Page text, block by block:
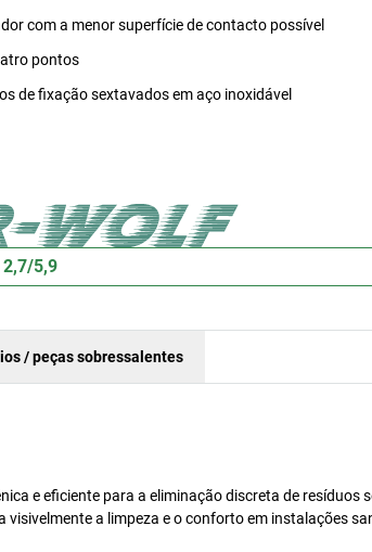
com a menor superfície de contacto possível
pontos
de fixação sextavados em aço inoxidável
5,9
/ peças sobressalentes
e eficiente para a eliminação discreta de resíduos
a limpeza e o conforto em instalações